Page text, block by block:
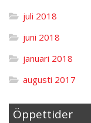
juli 2018
juni 2018
januari 2018
augusti 2017
Öppettider